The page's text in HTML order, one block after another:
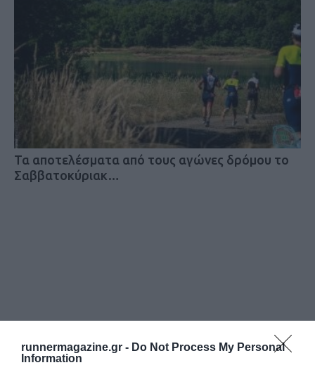
runnermagazine.gr - Do Not Process My Personal
Information
Τα αποτελέσματα από τους αγώνες δρόμου το
Σαββατοκύριακ…